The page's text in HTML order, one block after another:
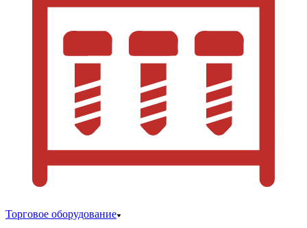
Торговое оборудование